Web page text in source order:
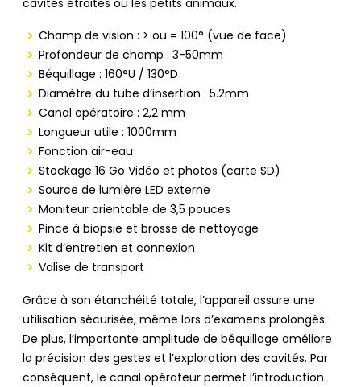
cavités étroites ou les petits animaux.
Champ de vision : > ou = 100° (vue de face)
Profondeur de champ : 3-50mm
Béquillage : 160°U / 130°D
Diamètre du tube d’insertion : 5.2mm
Canal opératoire : 2,2 mm
Longueur utile : 1000mm
Fonction air-eau
Stockage 16 Go Vidéo et photos (carte SD)
Source de lumière LED externe
Moniteur orientable de 3,5 pouces
Pince à biopsie et brosse de nettoyage
Kit d’entretien et connexion
Valise de transport
Grâce à son étanchéité totale, l’appareil assure une
utilisation sécurisée, même lors d’examens prolongés.
De plus, l’importante amplitude de béquillage améliore
la précision des gestes et l’exploration des cavités. Par
conséquent, le canal opérateur permet l’introduction